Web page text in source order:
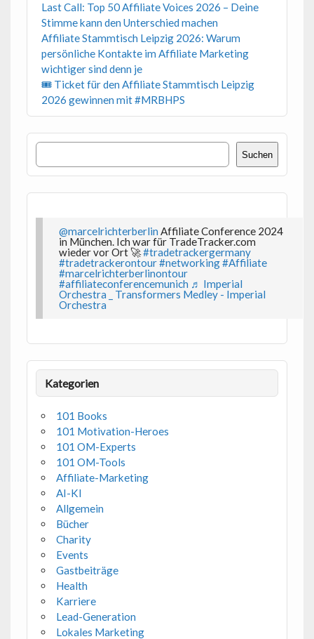
Last Call: Top 50 Affiliate Voices 2026 – Deine
Stimme kann den Unterschied machen
Affiliate Stammtisch Leipzig 2026: Warum
persönliche Kontakte im Affiliate Marketing
wichtiger sind denn je
🎟 Ticket für den Affiliate Stammtisch Leipzig
2026 gewinnen mit #MRBHPS
Suchen
Suchen
@marcelrichterberlin Affiliate Conference 2024
in München. Ich war für TradeTracker.com
wieder vor Ort 🚀#tradetrackergermany
#tradetrackerontour#networking#Affiliate
#marcelrichterberlinontour
#affiliateconferencemunich ♬ Imperial
Orchestra _ Transformers Medley - Imperial
Orchestra
Kategorien
101 Books
101 Motivation-Heroes
101 OM-Experts
101 OM-Tools
Affiliate-Marketing
AI-KI
Allgemein
Bücher
Charity
Events
Gastbeiträge
Health
Karriere
Lead-Generation
Lokales Marketing